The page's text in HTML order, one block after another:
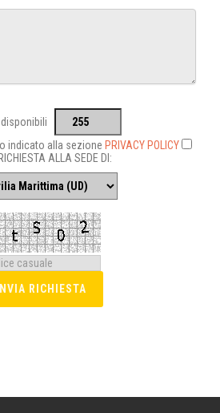
indicato alla sezione PRIVACY POLICY
ALLA SEDE DI: